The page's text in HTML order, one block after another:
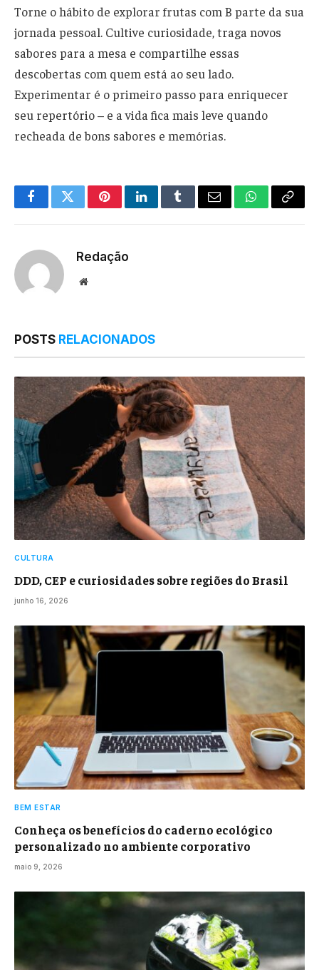
Torne o hábito de explorar frutas com B parte da sua
jornada pessoal. Cultive curiosidade, traga novos
sabores para a mesa e compartilhe essas
descobertas com quem está ao seu lado.
Experimentar é o primeiro passo para enriquecer
seu repertório – e a vida fica mais leve quando
recheada de bons sabores e memórias.
FacebookTwitterPinterestLinkedInTumblrEmail WhatsApp
Copy
Redação
Website
POSTS RELACIONADOS
CULTURA
DDD, CEP e curiosidades sobre regiões do Brasil
junho 16, 2026
BEM ESTAR
Conheça os benefícios do caderno ecológico
personalizado no ambiente corporativo
maio 9, 2026